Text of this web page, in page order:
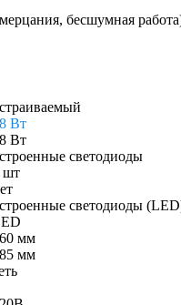
бесшумная
Вт
Вт
светодиоды
шт
светодиоды
мм
мм